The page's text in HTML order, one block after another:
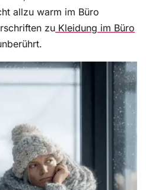
allzu warm im Büro
zu Kleidung im Büro